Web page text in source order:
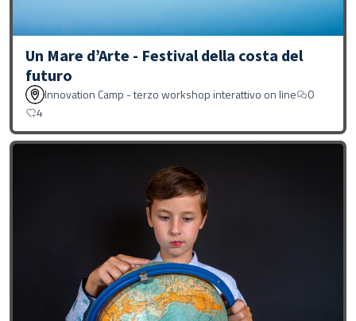
Un Mare d’Arte - Festival della costa del
futuro
Innovation Camp - terzo workshop interattivo on line
0
4